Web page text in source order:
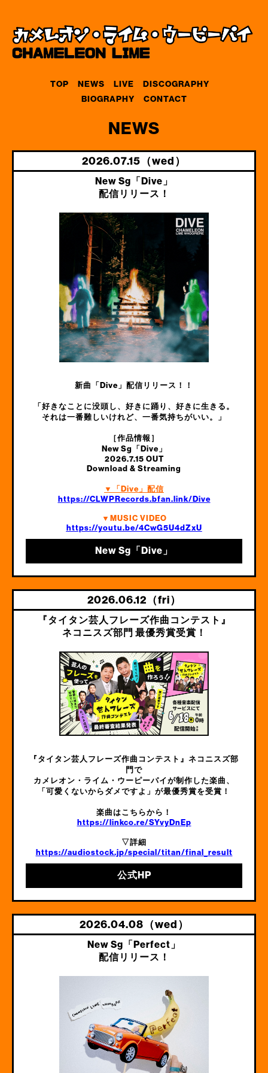
TOP NEWS LIVE
DISCOGRAPHY
BIOGRAPHY
CONTACT
NEWS
2026.07.15（wed）
New Sg「Dive」
配信リリース！
新曲「Dive」配信リリース！！
「好きなことに没頭し、好きに踊り、好きに生きる。
それは一番難しいけれど、一番気持ちがいい。」
［作品情報］
New Sg「Dive」
2026.7.15 OUT
Download & Streaming
▼「Dive」配信
https://CLWPRecords.bfan.link/Dive
▼MUSIC VIDEO
https://youtu.be/4CwG5U4dZxU
New Sg「Dive」
2026.06.12（fri）
『タイタン芸人フレーズ作曲コンテスト』
ネコニスズ部門 最優秀賞受賞！
『タイタン芸人フレーズ作曲コンテスト』ネコニスズ部
門で
カメレオン・ライム・ウーピーパイが制作した楽曲、
「可愛くないからダメですよ」が最優秀賞を受賞！
楽曲はこちらから！
https://linkco.re/SYvyDnEp
▽詳細
https://audiostock.jp/special/titan/final_result
公式HP
2026.04.08（wed）
New Sg「Perfect」
配信リリース！